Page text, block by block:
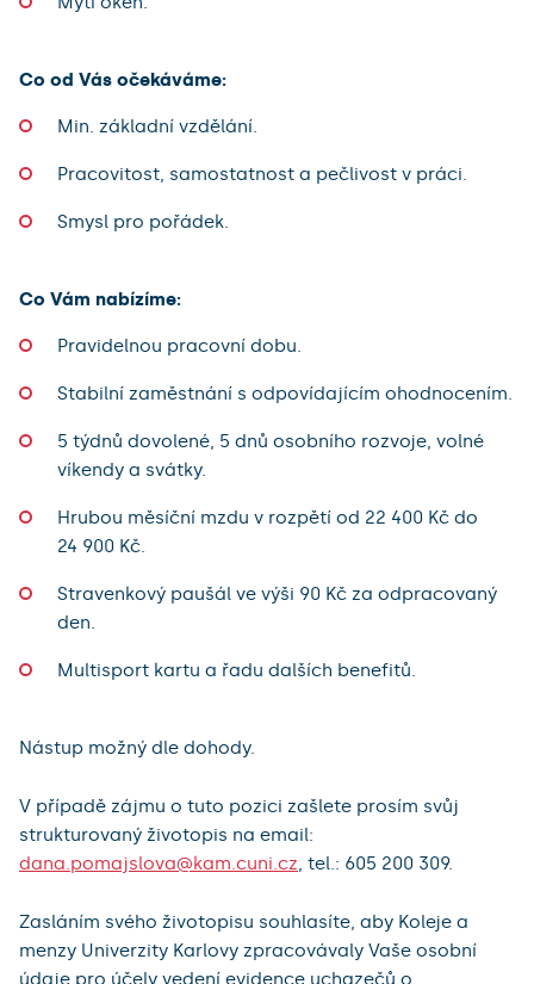
Co od Vás očekáváme:
Min. základní vzdělání.
Pracovitost, samostatnost a pečlivost v práci.
Smysl pro pořádek.
Co Vám nabízíme:
Pravidelnou pracovní dobu.
Stabilní zaměstnání s odpovídajícím ohodnocením.
5 týdnů dovolené, 5 dnů osobního rozvoje, volné
víkendy a svátky.
Hrubou měsíční mzdu v rozpětí od 22 400 Kč do
24 900 Kč.
Stravenkový paušál ve výši 90 Kč za odpracovaný
den.
Multisport kartu a řadu dalších benefitů.
Nástup možný dle dohody.
V případě zájmu o tuto pozici zašlete prosím svůj
strukturovaný životopis na email:
dana.pomajslova@kam.cuni.cz , tel.: 605 200 309.
Zasláním svého životopisu souhlasíte, aby Koleje a
menzy Univerzity Karlovy zpracovávaly Vaše osobní
údaje pro účely vedení evidence uchazečů o